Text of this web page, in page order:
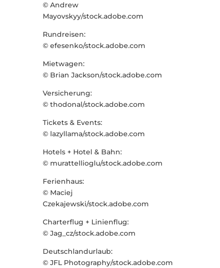
© Andrew
Mayovskyy/stock.adobe.com
Rundreisen:
© efesenko/stock.adobe.com
Mietwagen:
© Brian Jackson/stock.adobe.com
Versicherung:
© thodonal/stock.adobe.com
Tickets & Events:
© lazyllama/stock.adobe.com
Hotels + Hotel & Bahn:
© murattellioglu/stock.adobe.com
Ferienhaus:
© Maciej
Czekajewski/stock.adobe.com
Charterflug + Linienflug:
© Jag_cz/stock.adobe.com
Deutschlandurlaub:
© JFL Photography/stock.adobe.com